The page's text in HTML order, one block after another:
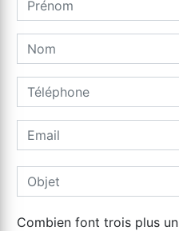
Combien font trois plus un